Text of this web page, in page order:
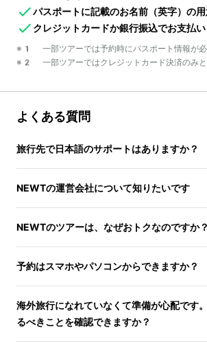
パスポートに記載のお名前（英字）の
クレジットカードか銀行振込でお支払い
※1 一部ツアーでは予約時にパスポート情報が必
※2 一部ツアーではクレジットカード決済のみと
よくある質問
旅行先で日本語のサポートはありますか？
NEWTの運営会社について知りたいです
NEWTのツアーは、なぜおトクなのですか？
予約はスマホやパソコンからできますか？
海外旅行になれていなくて準備が心配です
るべきことを確認できますか？